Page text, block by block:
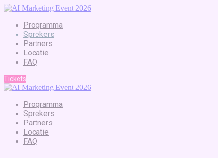
Programma
Sprekers
Partners
Locatie
FAQ
Tickets
Programma
Sprekers
Partners
Locatie
FAQ